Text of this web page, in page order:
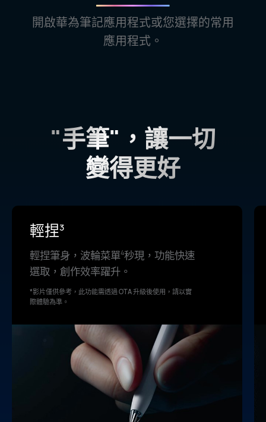
開啟華為筆記應用程式或您選擇的常用
應用程⁠式。
"手筆"，讓一切
變得更好
輕捏3
輕捏筆身，波輪菜單4秒現，功能快速
選取，創作效率躍⁠升。
*影片僅供參考，此功能需透過 OTA 升級後使用，請以實
際體驗為⁠準。